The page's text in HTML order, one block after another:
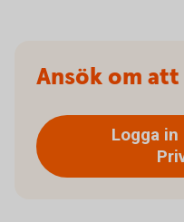
Ansök om
Logga